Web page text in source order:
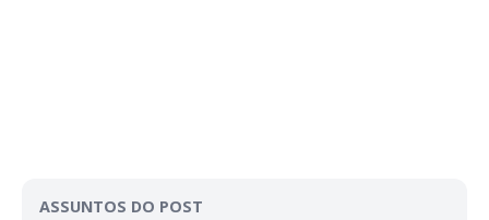
ASSUNTOS DO POST